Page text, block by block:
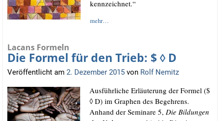
kennzeichnet.“
mehr…
Lacans Formeln
Die Formel für den Trieb: $ ◊ D
Veröffentlicht am 2. Dezember 2015 von Rolf Nemitz
Aus­führ­li­che Erläu­te­rung der For­mel ($
◊ D) im Gra­phen des Begehrens.
Anhand der Semi­na­re 5, Die Bil­dun­gen